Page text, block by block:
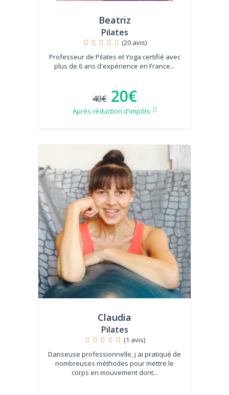
Beatriz
Pilates
(20 avis)
Professeur de Pilates et Yoga certifié avec
plus de 6 ans d'expérience en France...
40€ 20€
Après réduction d'impôts
Claudia
Pilates
(1 avis)
Danseuse professionnelle, j ai pratiqué de
nombreuses méthodes pour mettre le
corps en mouvement dont...